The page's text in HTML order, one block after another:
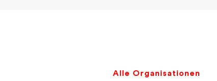
Alle Organisationen